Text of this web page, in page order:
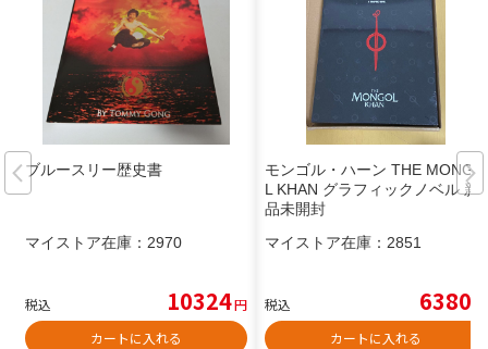
ブルースリー歴史書
マイストア在庫： 2970
税込 10324円
カートに入れる
モンゴル・ハーン THE MONGO
L KHAN グラフィックノベル 新
品未開封
マイストア在庫： 2851
税込 6380
カートに入れる